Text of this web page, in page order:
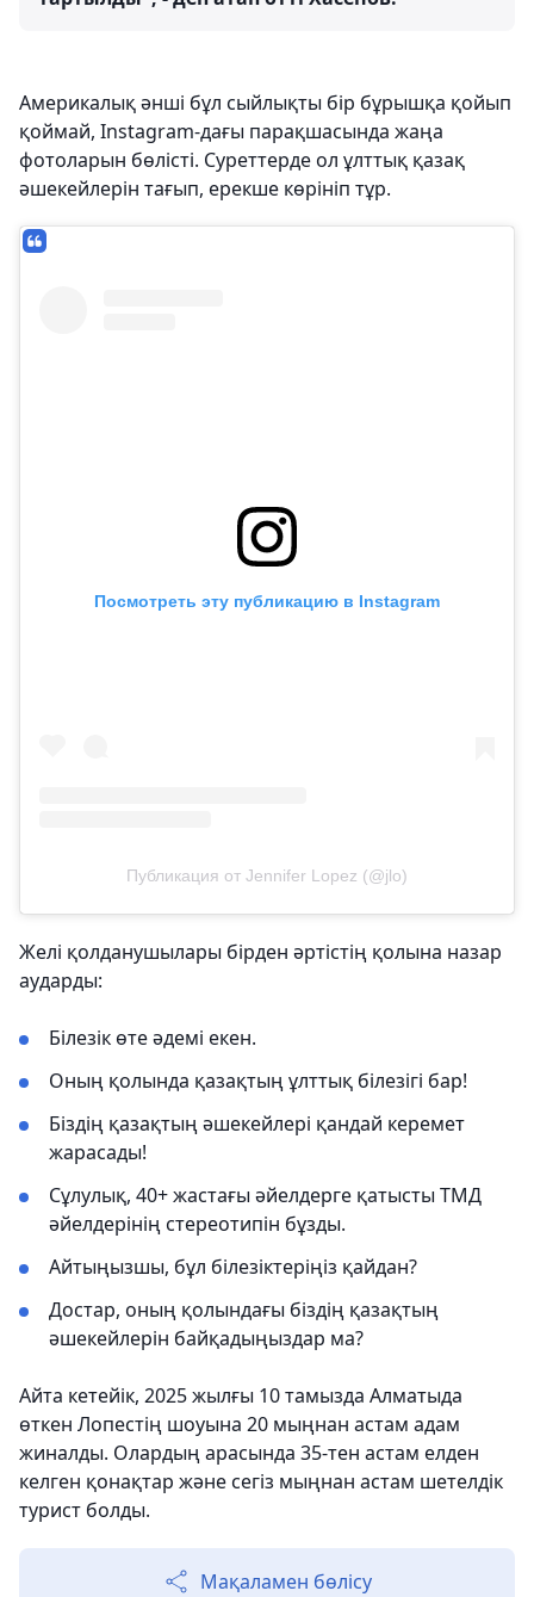
Америкалық әнші бұл сыйлықты бір бұрышқа қойып
қоймай, Instagram-дағы парақшасында жаңа
фотоларын бөлісті. Суреттерде ол ұлттық қазақ
әшекейлерін тағып, ерекше көрініп тұр.
Посмотреть эту публикацию в Instagram
Публикация от Jennifer Lopez (@jlo)
Желі қолданушылары бірден әртістің қолына назар
аударды:
Білезік өте әдемі екен.
Оның қолында қазақтың ұлттық білезігі бар!
Біздің қазақтың әшекейлері қандай керемет
жарасады!
Сұлулық, 40+ жастағы әйелдерге қатысты ТМД
әйелдерінің стереотипін бұзды.
Айтыңызшы, бұл білезіктеріңіз қайдан?
Достар, оның қолындағы біздің қазақтың
әшекейлерін байқадыңыздар ма?
Айта кетейік, 2025 жылғы 10 тамызда Алматыда
өткен Лопестің шоуына 20 мыңнан астам адам
жиналды. Олардың арасында 35-тен астам елден
келген қонақтар және сегіз мыңнан астам шетелдік
турист болды.
Мақаламен бөлісу